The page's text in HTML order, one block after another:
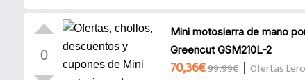
0
Mini motosierra de mano
Greencut GSM210L-2
70,36€99,99€ Ofertas